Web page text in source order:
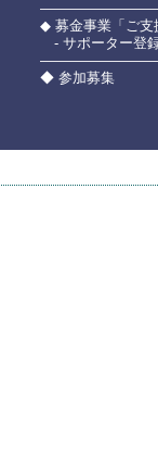
◆ 募金事業「ご支
- サポーター登
◆ 参加募集